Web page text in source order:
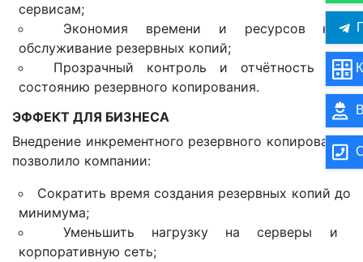
сервисам;
Экономия времени и ресурсов на
обслуживание резервных копий;
Прозрачный контроль и отчётность по
состоянию резервного копирования.
ЭФФЕКТ ДЛЯ БИЗНЕСА
Внедрение инкрементного резервного копирования
позволило компании:
Сократить время создания резервных копий до
минимума;
Уменьшить нагрузку на серверы и
корпоративную сеть;